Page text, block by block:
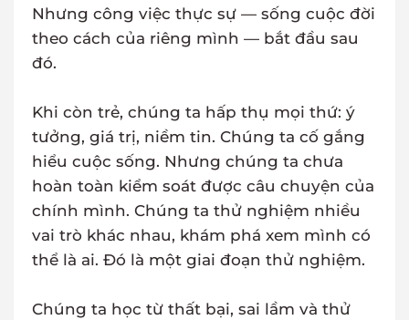
Nhưng công việc thực sự — sống cuộc đời
theo cách của riêng mình — bắt đầu sau
đó.
Khi còn trẻ, chúng ta hấp thụ mọi thứ: ý
tưởng, giá trị, niềm tin. Chúng ta cố gắng
hiểu cuộc sống. Nhưng chúng ta chưa
hoàn toàn kiểm soát được câu chuyện của
chính mình. Chúng ta thử nghiệm nhiều
vai trò khác nhau, khám phá xem mình có
thể là ai. Đó là một giai đoạn thử nghiệm.
Chúng ta học từ thất bại, sai lầm và thử